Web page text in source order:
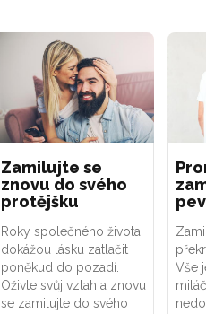
Zamilujte se
znovu do svého
protějšku
Roky společného života
dokážou lásku zatlačit
poněkud do pozadí.
Oživte svůj vztah a znovu
se zamilujte do svého
Vše